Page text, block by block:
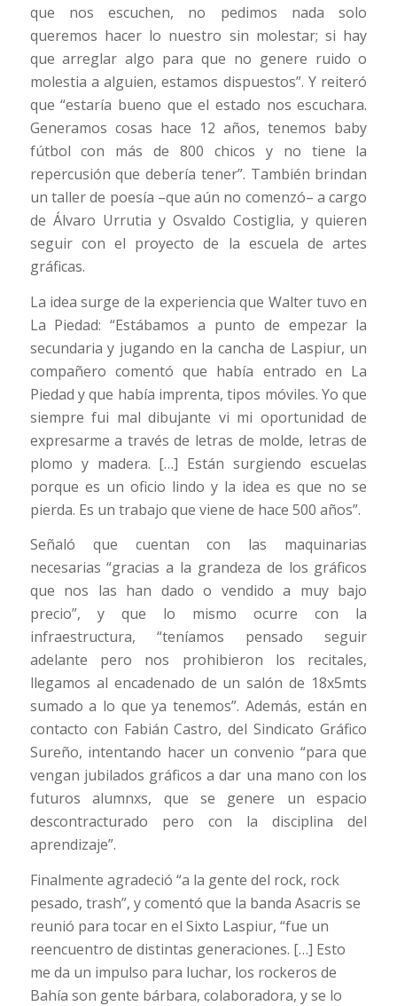
que nos escuchen, no pedimos nada solo
queremos hacer lo nuestro sin molestar; si hay
que arreglar algo para que no genere ruido o
molestia a alguien, estamos dispuestos”. Y reiteró
que “estaría bueno que el estado nos escuchara.
Generamos cosas hace 12 años, tenemos baby
fútbol con más de 800 chicos y no tiene la
repercusión que debería tener”. También brindan
un taller de poesía –que aún no comenzó– a cargo
de Álvaro Urrutia y Osvaldo Costiglia, y quieren
seguir con el proyecto de la escuela de artes
gráficas.
La idea surge de la experiencia que Walter tuvo en
La Piedad: “Estábamos a punto de empezar la
secundaria y jugando en la cancha de Laspiur, un
compañero comentó que había entrado en La
Piedad y que había imprenta, tipos móviles. Yo que
siempre fui mal dibujante vi mi oportunidad de
expresarme a través de letras de molde, letras de
plomo y madera. […] Están surgiendo escuelas
porque es un oficio lindo y la idea es que no se
pierda. Es un trabajo que viene de hace 500 años”.
Señaló que cuentan con las maquinarias
necesarias “gracias a la grandeza de los gráficos
que nos las han dado o vendido a muy bajo
precio”, y que lo mismo ocurre con la
infraestructura, “teníamos pensado seguir
adelante pero nos prohibieron los recitales,
llegamos al encadenado de un salón de 18x5mts
sumado a lo que ya tenemos”. Además, están en
contacto con Fabián Castro, del Sindicato Gráfico
Sureño, intentando hacer un convenio “para que
vengan jubilados gráficos a dar una mano con los
futuros alumnxs, que se genere un espacio
descontracturado pero con la disciplina del
aprendizaje”.
Finalmente agradeció “a la gente del rock, rock
pesado, trash”, y comentó que la banda Asacris se
reunió para tocar en el Sixto Laspiur, “fue un
reencuentro de distintas generaciones. […] Esto
me da un impulso para luchar, los rockeros de
Bahía son gente bárbara, colaboradora, y se lo